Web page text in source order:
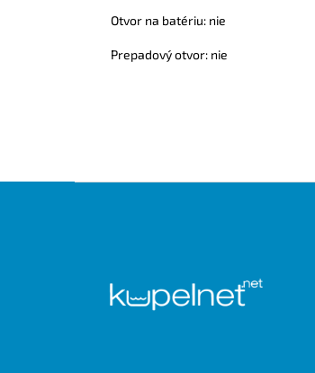
Otvor na batériu: nie
Prepadový otvor: nie